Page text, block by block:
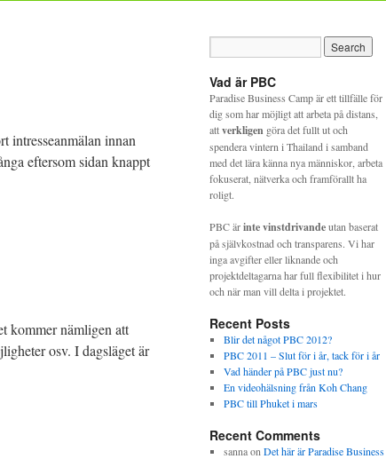
intresseanmälan innan
eftersom sidan knappt
kommer nämligen att
osv. I dagsläget är
Vad är PBC
Paradise Business Camp är ett tillfälle för
dig som har möjligt att arbeta på distans,
attverkligen göra det fullt ut och
spendera vintern i Thailand i samband
med det lära känna nya människor, arbeta
fokuserat, nätverka och framförallt ha
roligt.
PBC ärinte vinstdrivandeutan baserat
på självkostnad och transparens. Vi har
inga avgifter eller liknande och
projektdeltagarna har full flexibilitet i hur
och när man vill delta i projektet.
Recent Posts
Blir det något PBC 2012?
PBC 2011 – Slut för i år, tack för i år
Vad händer på PBC just nu?
En videohälsning från Koh Chang
PBC till Phuket i mars
Recent Comments
sannaon Det här är Paradise Business